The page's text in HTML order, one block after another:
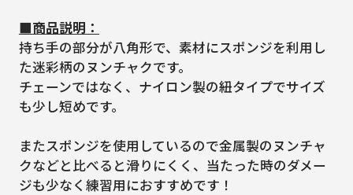
■商品説明：
持ち手の部分が八角形で、素材にスポンジを利用し
た迷彩柄のヌンチャクです。
チェーンではなく、ナイロン製の紐タイプでサイズ
も少し短めです。
またスポンジを使用しているので金属製のヌンチャ
クなどと比べると滑りにくく、当たった時のダメー
ジも少なく練習用におすすめです！